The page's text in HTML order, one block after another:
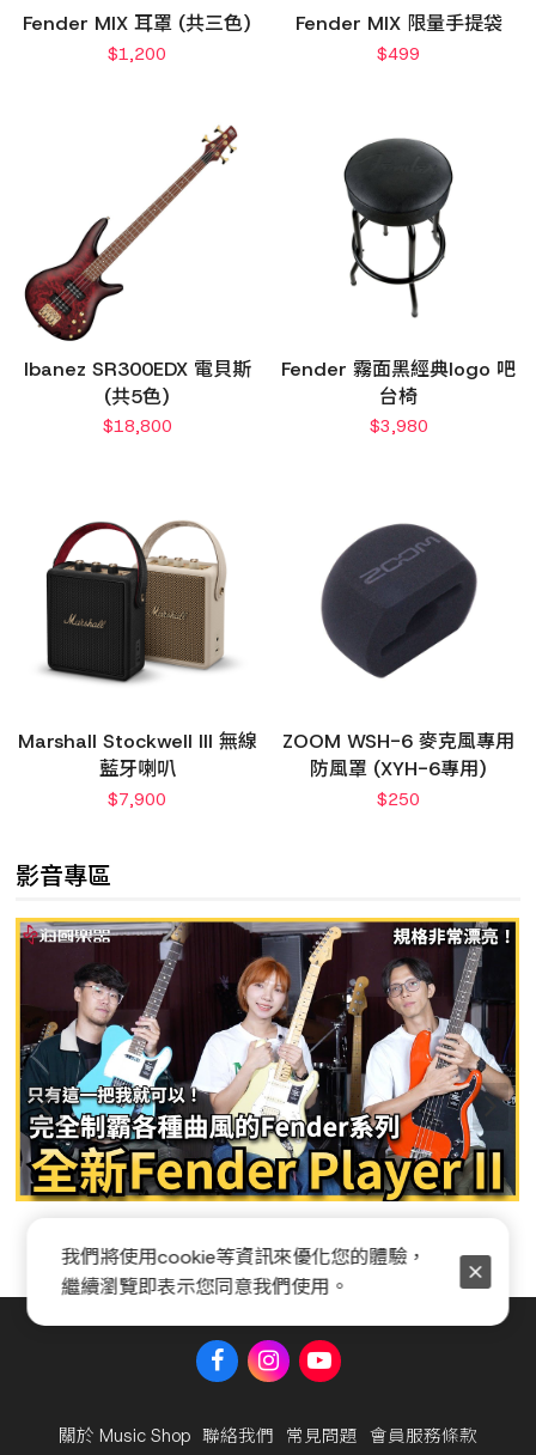
Fender MIX 耳罩 (共三色)
$1,200
Fender MIX 限量手提袋
$499
Ibanez SR300EDX 電貝斯
(共5色)
$18,800
Fender 霧面黑經典logo 吧
台椅
$3,980
Marshall Stockwell III 無線
藍牙喇叭
$7,900
ZOOM WSH-6 麥克風專用
防風罩 (XYH-6專用)
$250
影音專區
關於 Music Shop 聯絡我們 常見問題 會員服務條款
我們將使用cookie等資訊來優化您的體驗，
繼續瀏覽即表示您同意我們使用。